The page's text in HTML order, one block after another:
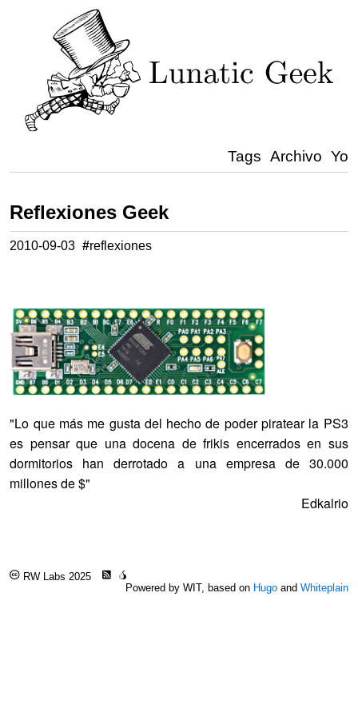
Tags Archivo Yo
Reflexiones Geek
2010-09-03 #reflexiones
"Lo que más me gusta del hecho de poder piratear la PS3
es pensar que una docena de frikis encerrados en sus
dormitorios han derrotado a una empresa de 30.000
millones de $"
Edkalrio
RW Labs 2025
Powered by WIT, based on Hugoand Whiteplain